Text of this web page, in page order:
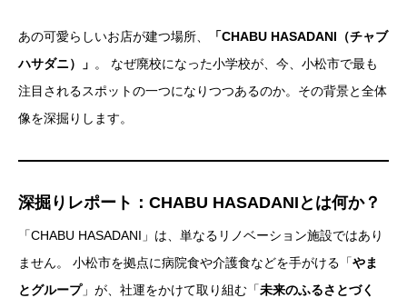
あの可愛らしいお店が建つ場所、
「CHABU HASADANI（チャブ
ハサダニ）」 。 なぜ廃校になった小学校が、今、小松市で最も
注目されるスポットの一つになりつつあるのか。その背景と全体
像を深掘りします。
深掘りレポート：CHABU HASADANIとは何か？
「CHABU HASADANI」は、単なるリノベーション施設ではあり
ません。 小松市を拠点に病院食や介護食などを手がける「やま
とグループ」が、社運をかけて取り組む「未来のふるさとづく